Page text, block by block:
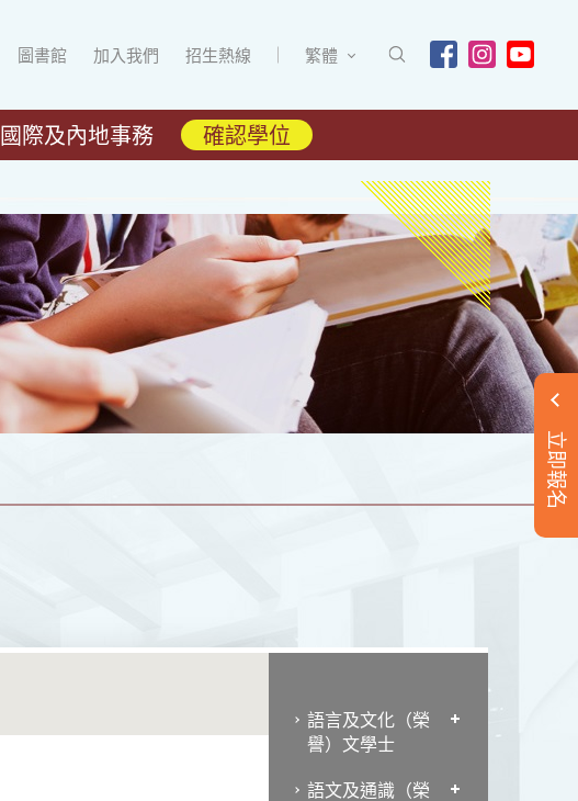
圖書館 加入我們 招生熱線 繁體
國際及內地事務 確認學位
立即報名
語言及文化（榮
譽）文學士
語文及通識（榮